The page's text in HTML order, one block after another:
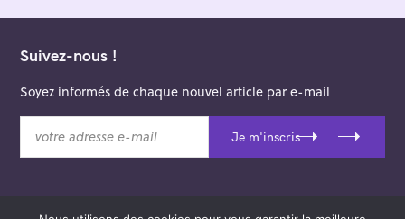
Suivez-nous !
Soyez informés de chaque nouvel article par e-mail
t
Je m'inscris